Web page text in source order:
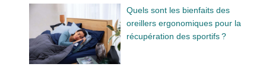
Quels sont les bienfaits des
oreillers ergonomiques pour la
récupération des sportifs ?